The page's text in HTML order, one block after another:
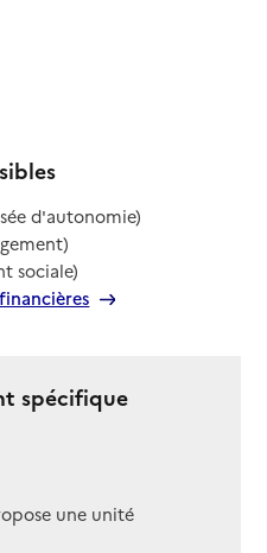
d'autonomie)
sociale)
spécifique
une unité